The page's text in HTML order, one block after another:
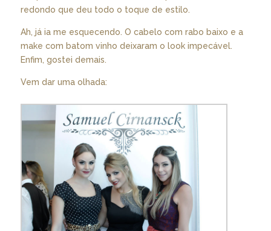
redondo que deu todo o toque de estilo.
Ah, já ia me esquecendo. O cabelo com rabo baixo e a
make com batom vinho deixaram o look impecável.
Enfim, gostei demais.
Vem dar uma olhada: